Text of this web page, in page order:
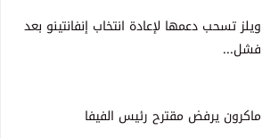
ويلز تسحب دعمها لإعادة انتخاب إنفانتينو بعد
فشل...
ماكرون يرفض مقترح رئيس الفيفا